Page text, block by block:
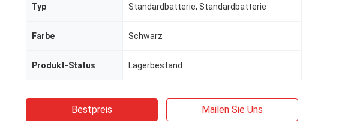
Typ Standardbatterie, Standardbatterie
Farbe Schwarz
Produkt-Status Lagerbestand
Bestpreis Mailen Sie Uns